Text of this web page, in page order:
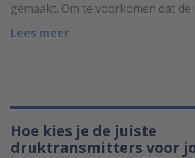
gemaakt. Om te voorkomen dat de
Lees meer
Hoe kies je de juiste
druktransmitters voor